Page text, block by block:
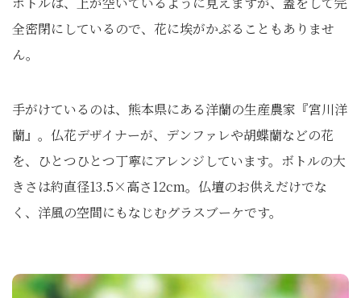
全密閉にしているので、花に埃がかぶることもありませ
ん。
手がけているのは、熊本県にある洋蘭の生産農家『宮川洋
蘭』。仏花デザイナーが、デンファレや胡蝶蘭などの花
を、ひとつひとつ丁寧にアレンジしています。ボトルの大
きさは約直径13.5×高さ12cm。仏壇のお供えだけでな
く、洋風の空間にもなじむグラスブーケです。